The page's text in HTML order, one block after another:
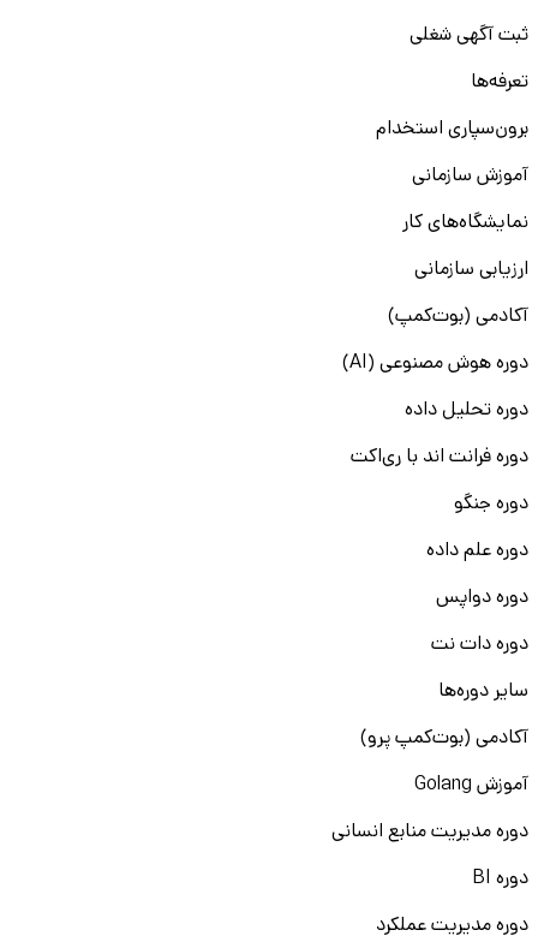
ثبت آگهی شغلی
تعرفه‌ها
برون‌سپاری استخدام
آموزش سازمانی
نمایشگاه‌های کار
ارزیابی سازمانی
آکادمی (بوت‌کمپ)
دوره هوش مصنوعی (AI)
دوره تحلیل داده
دوره فرانت اند با ری‌اکت
دوره جنگو
دوره علم داده
دوره دواپس
دوره دات نت
سایر دوره‌ها
آکادمی (بوت‌کمپ پرو)
آموزش Golang
دوره مدیریت منابع انسانی
دوره BI
دوره مدیریت عملکرد